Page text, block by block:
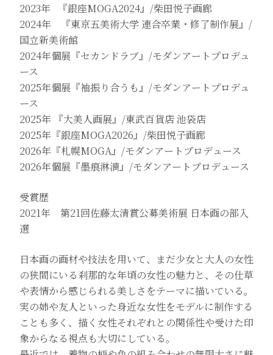
2023年 『銀座MOGA2024』/柴田悦子画廊
2024年 『東京五美術大学 連合卒業・修了制作展』/
国立新美術館
2024年個展『セカンドラブ』/モダンアートプロデュ
ース
2025年個展『袖振り合うも』/モダンアートプロデュ
ース
2025年 『大美人画展』/東武百貨店 池袋店
2025年『銀座MOGA2026』/柴田悦子画廊
2026年『札幌MOGA』/モダンアートプロデュース
2026年個展『墨痕淋漓』/モダンアートプロデュース
受賞歴
2021年 第21回佐藤太清賞公募美術展 日本画の部入
選
日本画の画材や技法を用いて、まだ少女と大人の女性
の狭間にいる刹那的な年頃の女性の魅力と、その仕草
や表情から感じられる美しさをテーマに描いている。
実の姉や友人といった身近な女性をモデルに制作する
ことも多く、描く女性それぞれとの関係性や受けた印
象からなる視点も大切にしている。